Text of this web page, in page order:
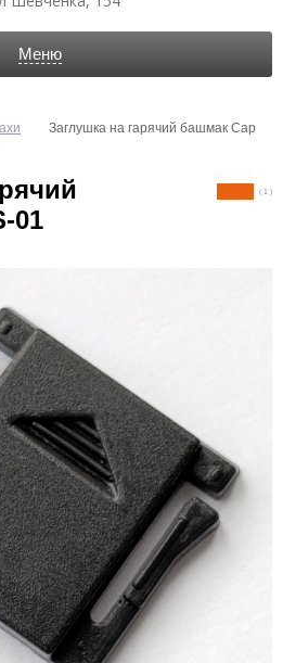
Меню
Заглушка на гарячий башмак Cap
01
( 1 )